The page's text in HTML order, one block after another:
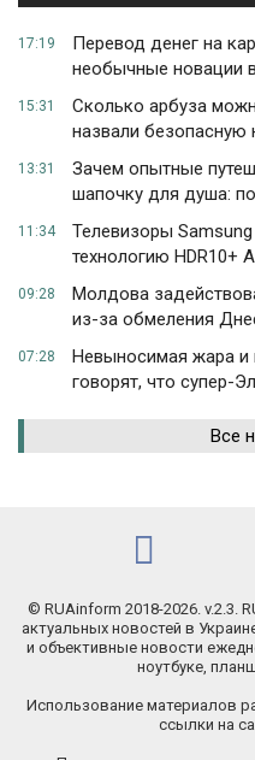
17:19
Перевод денег на
необычные новации
15:31
Сколько арбуза
назвали безопасную
13:31
Зачем опытные
шапочку для душа:
11:34
Телевизоры
технологию HDR10+
09:28
Молдова
из-за обмеления
07:28
Невыносимая жара и
говорят, что супер-
Все
© RUAinform 2018-2026. v.2.3.
актуальных новостей в
и объективные новости
ноутбуке,
Использование материалов
ссылки на